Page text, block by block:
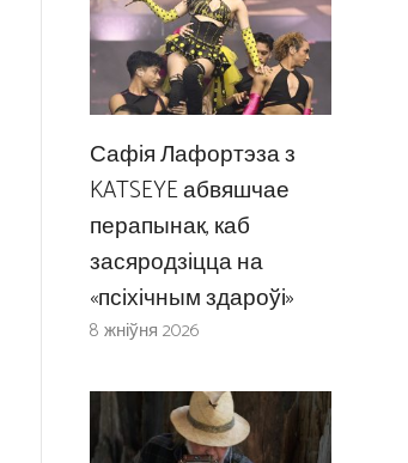
Сафія Лафортэза з
KATSEYE абвяшчае
перапынак, каб
засяродзіцца на
«псіхічным здароўі»
8 жніўня 2026